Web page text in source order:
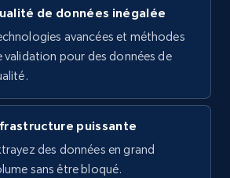
323+ Essai gratuit
Sponsored, Initial price, Final
Sold, and more.
de données inégalée
avancées et méthodes
validation pour des données de
puissante
des données en grand
sans être bloqué.